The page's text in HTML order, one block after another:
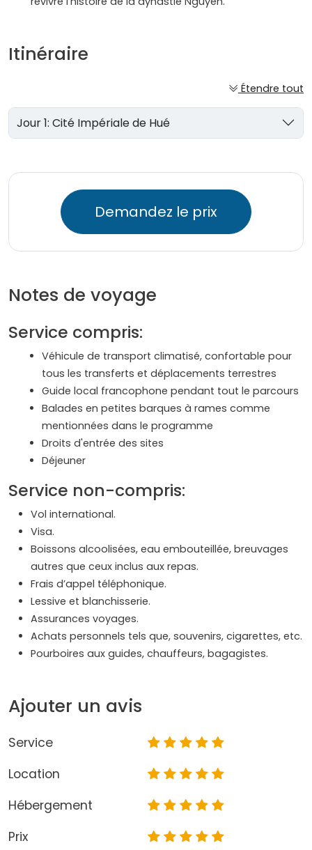
Itinéraire
Étendre tout
Jour 1: Cité Impériale de Hué
Demandez le prix
Notes de voyage
Service compris:
Véhicule de transport climatisé, confortable pour
tous les transferts et déplacements terrestres
Guide local francophone pendant tout le parcours
Balades en petites barques à rames comme
mentionnées dans le programme
Droits d'entrée des sites
Déjeuner
Service non-compris:
Vol international.
Visa.
Boissons alcoolisées, eau embouteillée, breuvages
autres que ceux inclus aux repas.
Frais d’appel téléphonique.
Lessive et blanchisserie.
Assurances voyages.
Achats personnels tels que, souvenirs, cigarettes, etc.
Pourboires aux guides, chauffeurs, bagagistes.
Ajouter un avis
Service
Location
Hébergement
Prix